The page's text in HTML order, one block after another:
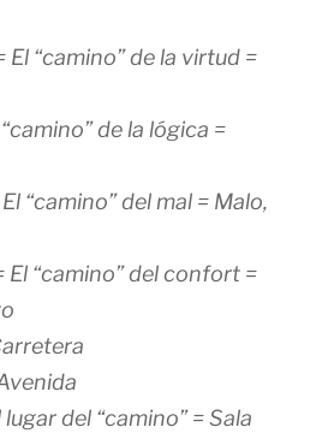
El “camino” de la virtud =
de la lógica =
“camino” del mal = Malo,
El “camino” del confort =
lugar del “camino” = Sala